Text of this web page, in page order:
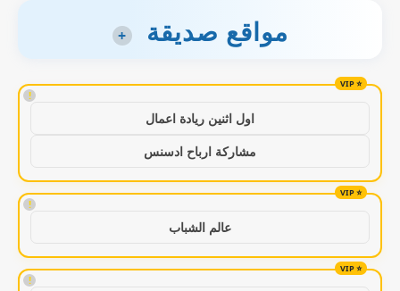
مواقع صديقة +
!
اول اثنين ريادة اعمال
مشاركة ارباح ادسنس
!
عالم الشباب
!